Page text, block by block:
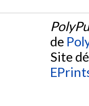
de
Site